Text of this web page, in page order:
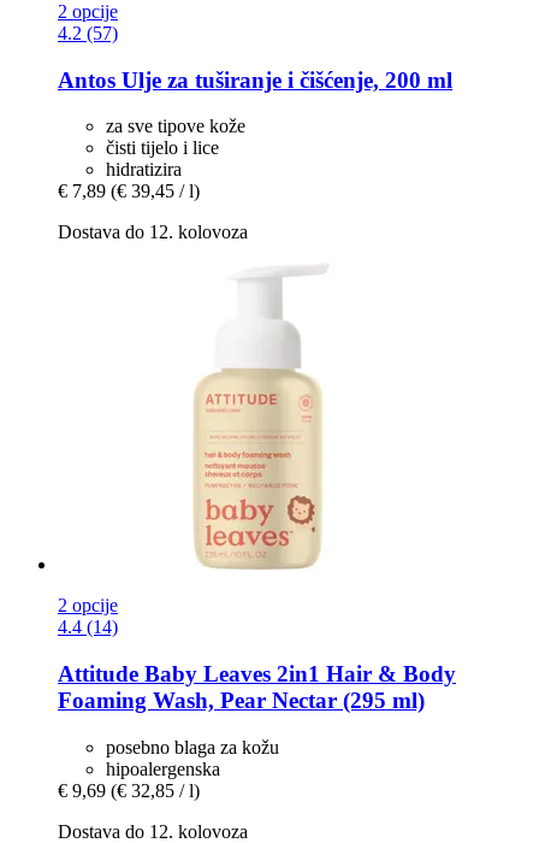
2 opcije
4.2 (57)
Antos Ulje za tuširanje i čišćenje, 200 ml
za sve tipove kože
čisti tijelo i lice
hidratizira
€ 7,89 (€ 39,45 / l)
Dostava do 12. kolovoza
2 opcije
4.4 (14)
Attitude Baby Leaves 2in1 Hair & Body
Foaming Wash, Pear Nectar (295 ml)
posebno blaga za kožu
hipoalergenska
€ 9,69 (€ 32,85 / l)
Dostava do 12. kolovoza